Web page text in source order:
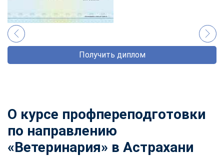
Получить диплом
О курсе профпереподготовки
по направлению
«Ветеринария» в Астрахани